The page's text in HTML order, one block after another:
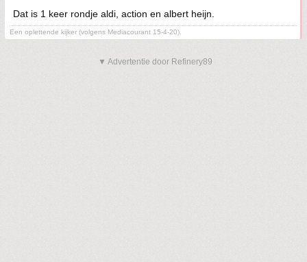
Dat is 1 keer rondje aldi, action en albert heijn.
Een oplettende kijker (volgens Mediacourant 15-4-20).
▼ Advertentie door Refinery89